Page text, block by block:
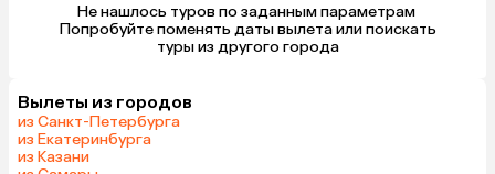
Не нашлось туров по заданным параметрам
туры из другого города
Вылеты из городов
из Санкт-Петербурга
из Екатеринбурга
из Казани